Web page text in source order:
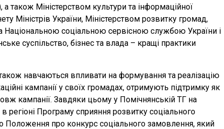
також Міністерством культури та інформаційної
Міністрів України, Міністерством розвитку громад,
Національною соціальною сервісною службою України і
суспільство, бізнес та влада – кращі практики
навчаються впливати на формування та реалізацію
кампанії у своїх громадах, отримують підтримку як
кампанії. Завдяки цьому у Помічнянській ТГ на
регіоні Програму сприяння розвитку соціального
Положення про конкурс соціального замовлення, який